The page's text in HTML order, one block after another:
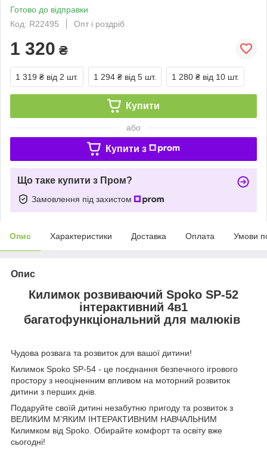
Готово до відправки
Код: R22495
Опт і роздріб
1 320 ₴
1 319 ₴ від 2 шт. 1 294 ₴ від 5 шт. 1 280 ₴ від 10 шт.
Купити
або
Купити з
Що таке купити з Пром?
Замовлення під захистом
Опис Характеристики Доставка Оплата Умови
Опис
Килимок розвиваючий Spoko SP-52
інтерактивний 4в1
багатофункціональний для малюків
Чудова розвага та розвиток для вашої дитини!
Килимок Spoko SP-54 - це поєднання безпечного ігрового
простору з неоціненним впливом на моторний розвиток
дитини з перших днів.
Подаруйте своїй дитині незабутню пригоду та розвиток з
ВЕЛИКИМ М’ЯКИМ ІНТЕРАКТИВНИМ НАВЧАЛЬНИМ
Килимком від Spoko. Обирайте комфорт та освіту вже
сьогодні!